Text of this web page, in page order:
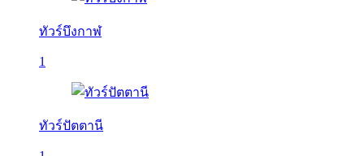
ทัวร์บึงกาฬ
1
ทัวร์ปัตตานี